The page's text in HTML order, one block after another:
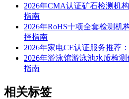
2026年CMA认证矿石检测机
指南
2026年RoHS十项全套检测机
择指南
2026年家电CE认证服务推荐
2026年游泳馆游泳池水质检
指南
相关标签